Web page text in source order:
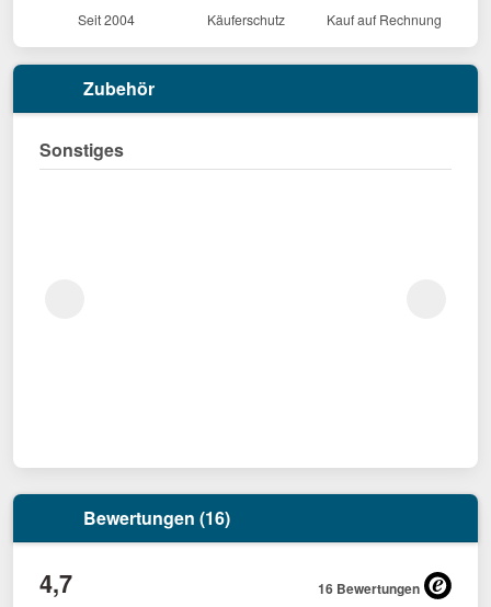
Seit 2004 Käuferschutz Kauf auf Rechnung
Zubehör
Sonstiges
Bewertungen (16)
4,7 16 Bewertungen